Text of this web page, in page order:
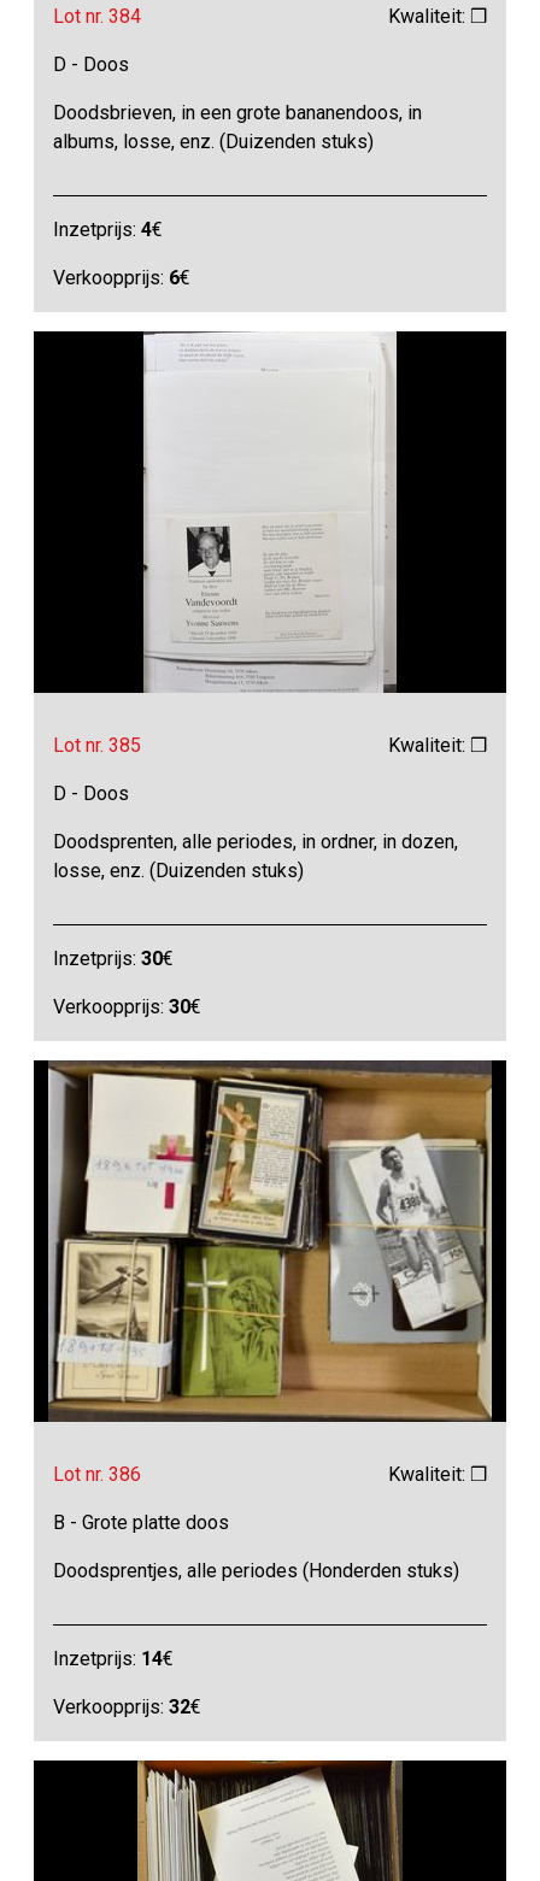
Lot nr. 384 Kwaliteit: ❒
D - Doos
Doodsbrieven, in een grote bananendoos, in
albums, losse, enz. (Duizenden stuks)
Inzetprijs:4€
Verkoopprijs: 6€
Lot nr. 385 Kwaliteit: ❒
D - Doos
Doodsprenten, alle periodes, in ordner, in dozen,
losse, enz. (Duizenden stuks)
Inzetprijs:30€
Verkoopprijs:30€
Lot nr. 386 Kwaliteit: ❒
B - Grote platte doos
Doodsprentjes, alle periodes (Honderden stuks)
Inzetprijs: 14€
Verkoopprijs:32€